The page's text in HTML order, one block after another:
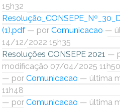
15h32
(1).pdf — por Comunicacao —
14/12/2022 15h35
Resoluções CONSEPE 2021 —
modificação 07/04/2025 11h50
— por Comunicacao — última
11h48
— por Comunicacao — última